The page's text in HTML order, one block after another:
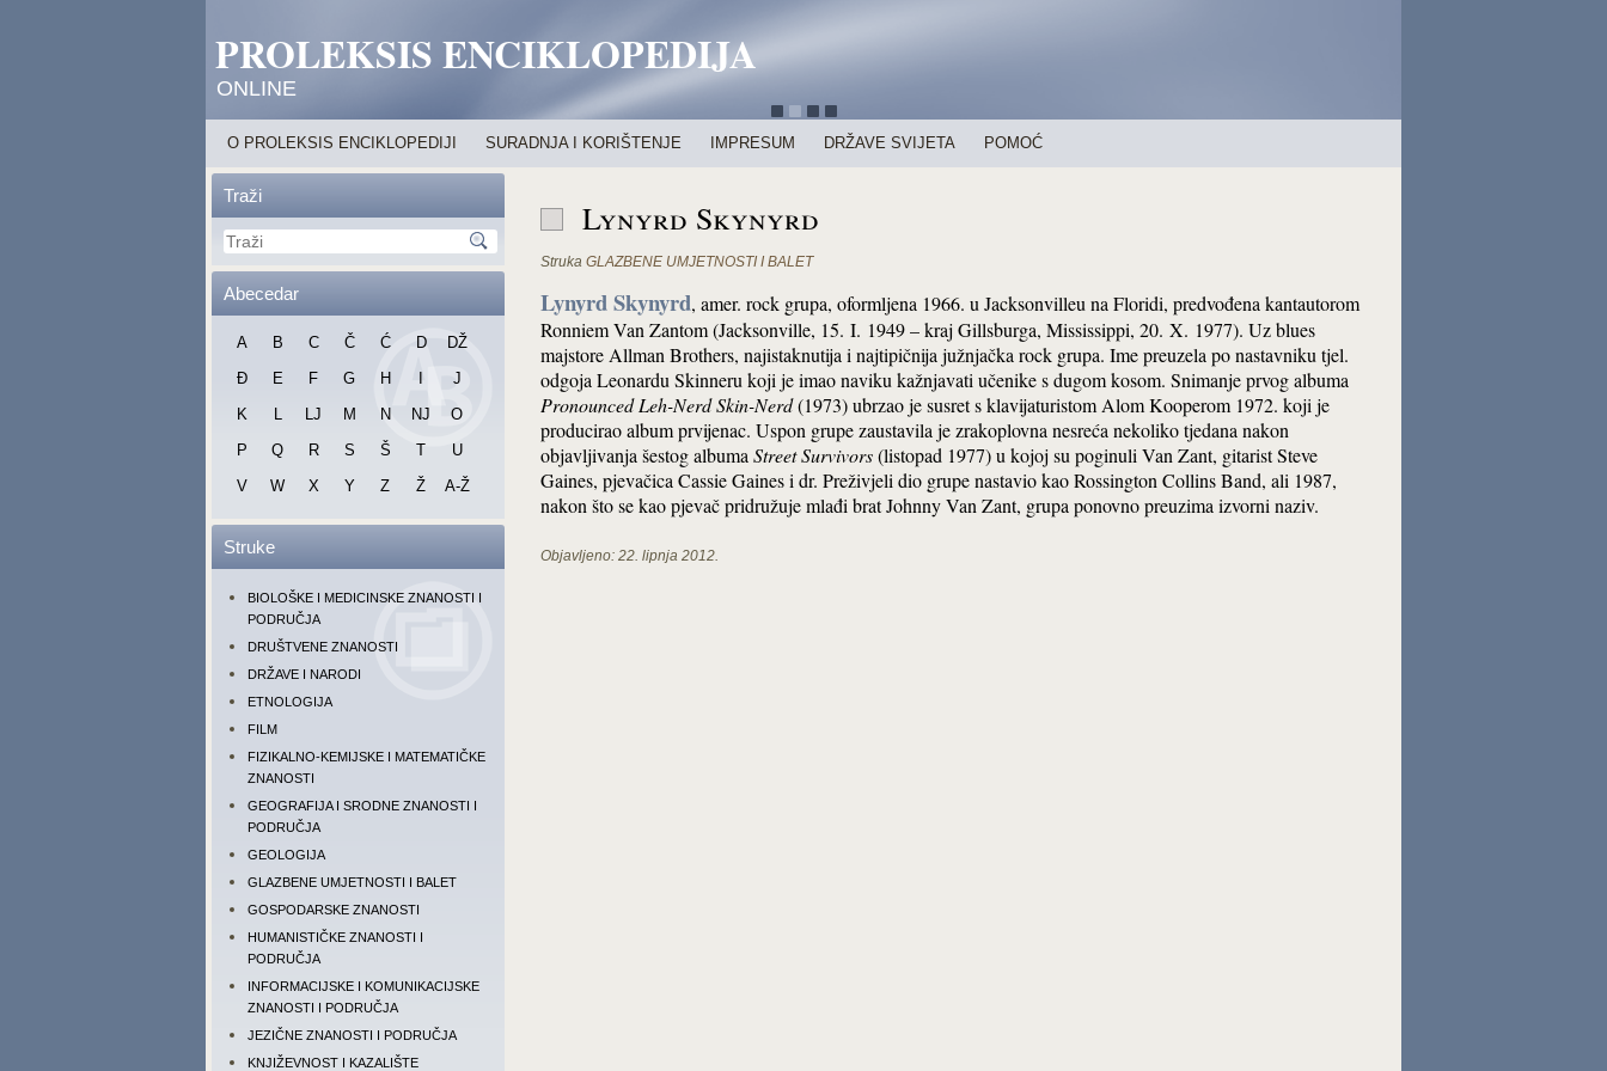
PROLEKSIS ENCIKLOPEDIJA
ONLINE
O PROLEKSIS ENCIKLOPEDIJI SURADNJA I KORIŠTENJE IMPRESUM DRŽAVE SVIJETA POMOĆ
Traži
Abecedar
A B C Č Ć D
DŽ
Đ
E F G H
J
K
L LJ M N NJ
O
P
Q R S Š T
U
V
W X Y Z Ž A-Ž
Struke
BIOLOŠKE I MEDICINSKE ZNANOSTI I
PODRUČJA
DRUŠTVENE ZNANOSTI
DRŽAVE I NARODI
ETNOLOGIJA
FILM
FIZIKALNO-KEMIJSKE I MATEMATIČKE
ZNANOSTI
GEOGRAFIJA I SRODNE ZNANOSTI I
PODRUČJA
GEOLOGIJA
GLAZBENE UMJETNOSTI I BALET
GOSPODARSKE ZNANOSTI
HUMANISTIČKE ZNANOSTI I
PODRUČJA
INFORMACIJSKE I KOMUNIKACIJSKE
ZNANOSTI I PODRUČJA
JEZIČNE ZNANOSTI I PODRUČJA
KNJIŽEVNOST I KAZALIŠTE
Lynyrd Skynyrd
Struka GLAZBENE UMJETNOSTI I BALET
Lynyrd Skynyrd, amer. rock grupa, oformljena 1966. u Jacksonvilleu na Floridi, predvođena kantautorom
Ronniem Van Zantom (Jacksonville, 15. I. 1949 – kraj Gillsburga, Mississippi, 20. X. 1977). Uz blues
majstore Allman Brothers, najistaknutija i najtipičnija južnjačka rock grupa. Ime preuzela po nastavniku tjel.
odgoja Leonardu Skinneru koji je imao naviku kažnjavati učenike s dugom kosom. Snimanje prvog albuma
Pronounced Leh-Nerd Skin-Nerd(1973) ubrzao je susret s klavijaturistom Alom Kooperom 1972. koji je
producirao album prvijenac. Uspon grupe zaustavila je zrakoplovna nesreća nekoliko tjedana nakon
objavljivanja šestog albuma Street Survivors(listopad 1977) u kojoj su poginuli Van Zant, gitarist Steve
Gaines, pjevačica Cassie Gaines i dr. Preživjeli dio grupe nastavio kao Rossington CollinsBand, ali 1987,
nakon što se kao pjevač pridružuje mlađi brat Johnny Van Zant, grupa ponovno preuzima izvorni naziv.
Objavljeno: 22. lipnja 2012.